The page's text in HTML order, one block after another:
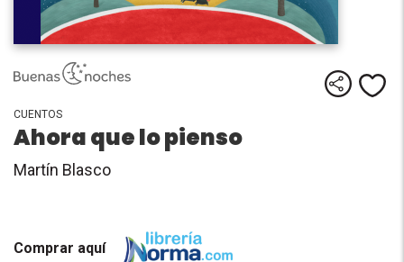
CUENTOS
Ahora que lo pienso
Martín Blasco
Comprar aquí